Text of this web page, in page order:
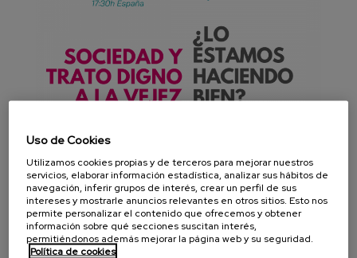
Uso de Cookies
Utilizamos cookies propias y de terceros para mejorar nuestros
servicios, elaborar información estadística, analizar sus hábitos de
navegación, inferir grupos de interés, crear un perfil de sus
intereses y mostrarle anuncios relevantes en otros sitios. Esto nos
permite personalizar el contenido que ofrecemos y obtener
información sobre qué secciones suscitan interés,
permitiéndonos además mejorar la página web y su seguridad.
Política de cookies